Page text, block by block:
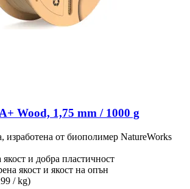
Wood, 1,75 mm / 1000 g
изработена от биополимер NatureWorks
и добра пластичност
якост и якост на опън
/ kg)